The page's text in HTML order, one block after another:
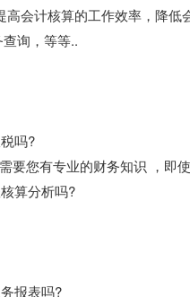
高会计核算的工作效率，降
询，等等..
吗?
要您有专业的财务知识 ，即
算分析吗?
报表吗?